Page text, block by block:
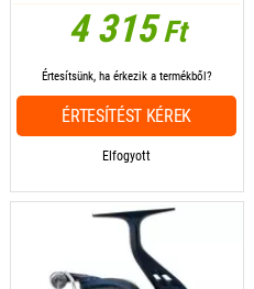
4 315Ft
Elfogyott
Értesítsünk, ha érkezik a termékből?
ÉRTESÍTÉST KÉREK